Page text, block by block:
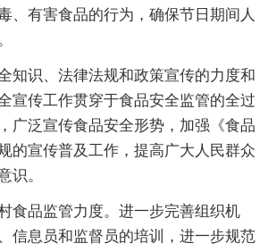
、有害食品的行为，确保节日期间人
知识、法律法规和政策宣传的力度和
宣传工作贯穿于食品安全监管的全过
广泛宣传食品安全形势，加强《食品
的宣传普及工作，提高广大人民群众
识。
食品监管力度。进一步完善组织机
信息员和监督员的培训，进一步规范